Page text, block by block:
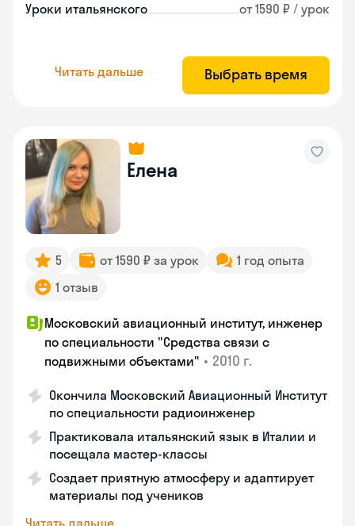
Уроки итальянского от 1590 ₽ / урок
Читать дальше Выбрать время
Елена
5 от 1590 ₽ за урок
1 год опыта
1 отзыв
Московский авиационный институт, инженер
по специальности "Средства связи с
подвижными объектами" • 2010 г.
Окончила Московский Авиационный Институт
по специальности радиоинженер
Практиковала итальянский язык в Италии и
посещала мастер-классы
Создает приятную атмосферу и адаптирует
материалы под учеников
Читать дальше